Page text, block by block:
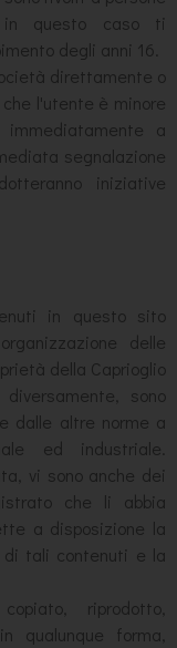
in questo caso ti
degli anni 16.
direttamente o
l'utente è minore
a
segnalazione
iniziative
in questo sito
delle
della Caprioglio
sono
dalle altre norme a
ed industriale.
vi sono anche dei
che li abbia
a disposizione la
di tali contenuti e la
riprodotto,
qualunque forma,